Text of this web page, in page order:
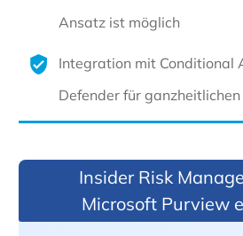
Ansatz ist möglich
Integration mit Conditional
Defender für
Insider Risk
Microsoft Purview